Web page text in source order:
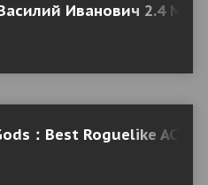
Иванович 2.4 Мод
：Best Roguelike ACT